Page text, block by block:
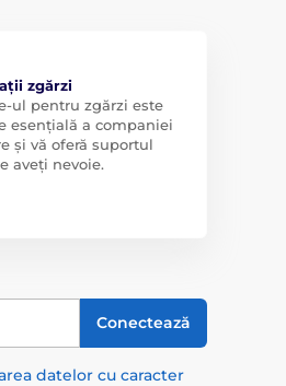
zgărzi
ul pentru zgărzi este
esențială a companiei
și vă oferă suportul
aveți nevoie.
Conectează
datelor cu caracter